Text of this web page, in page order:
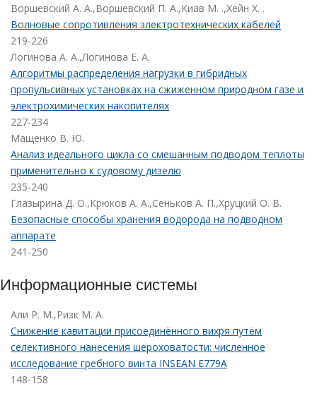
Воршевский А. А.,Воршевский П. А.,Киав М. .,Хейн Х. .
Волновые сопротивления электротехнических кабелей
219-226
Логинова А. А.,Логинова Е. А.
Алгоритмы распределения нагрузки в гибридных
пропульсивных установках на сжиженном природном газе и
электрохимических накопителях
227-234
Мащенко В. Ю.
Анализ идеального цикла со смешанным подводом теплоты
применительно к судовому дизелю
235-240
Глазырина Д. О.,Крюков А. А.,Сеньков А. П.,Хруцкий О. В.
Безопасные способы хранения водорода на подводном
аппарате
241-250
Информационные системы
Али Р. М.,Ризк М. А.
Снижение кавитации присоединённого вихря путём
селективного нанесения шероховатости: численное
исследование гребного винта INSEAN E779A
148-158